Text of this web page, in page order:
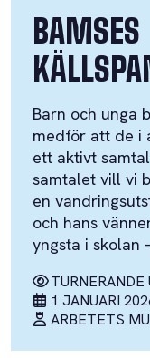
BAMSES
Barn och unga
medför att de i
ett aktivt
samtalet vill vi
en
och hans
yngsta i skolan
1 JANUARI
ARBETETS